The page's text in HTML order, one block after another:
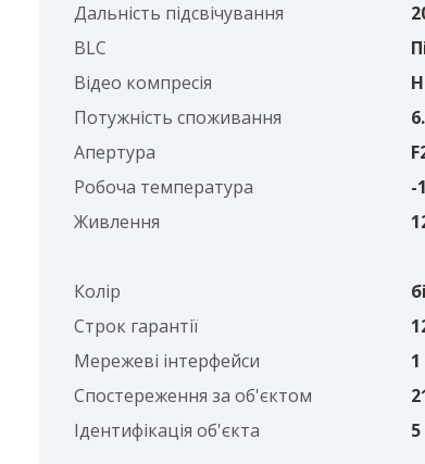
Дальність підсвічування
BLC
Відео компресія
Потужність споживання
Апертура
Робоча температура
-
Живлення
Колір
Строк гарантії
Мережеві інтерфейси
Спостереження за об'єктом
Ідентифікація об'єкта